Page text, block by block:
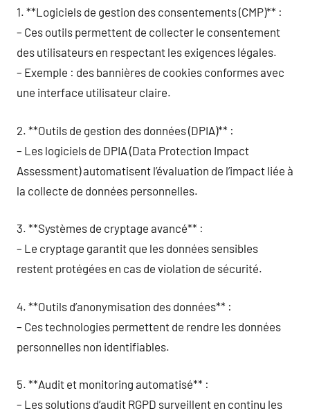
1. **Logiciels de gestion des consentements (CMP)** :
– Ces outils permettent de collecter le consentement
des utilisateurs en respectant les exigences légales.
– Exemple : des bannières de cookies conformes avec
une interface utilisateur claire.
2. **Outils de gestion des données (DPIA)** :
– Les logiciels de DPIA (Data Protection Impact
Assessment) automatisent l’évaluation de l’impact liée à
la collecte de données personnelles.
3. **Systèmes de cryptage avancé** :
– Le cryptage garantit que les données sensibles
restent protégées en cas de violation de sécurité.
4. **Outils d’anonymisation des données** :
– Ces technologies permettent de rendre les données
personnelles non identifiables.
5. **Audit et monitoring automatisé** :
– Les solutions d’audit RGPD surveillent en continu les